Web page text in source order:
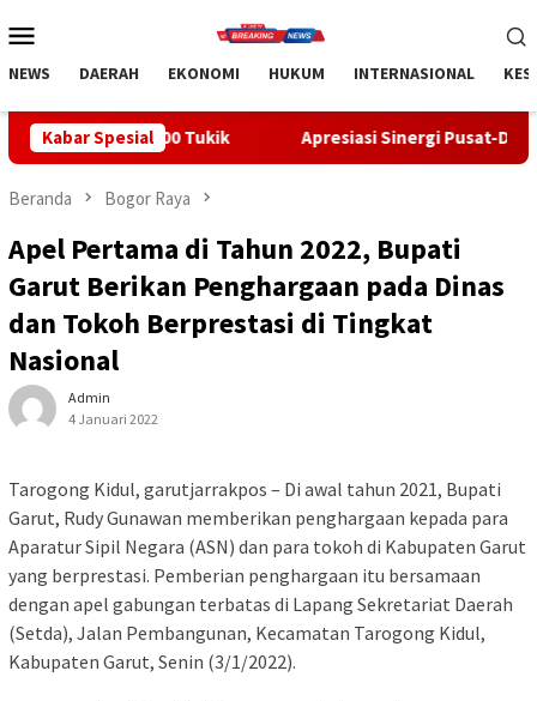
ke
Mobile
NEWS DAERAH EKONOMI HUKUM INTERNASIONAL
Kabar Spesial
300 Tukik Apresiasi Sinergi Pusat-Daerah, Bupati
Beranda Bogor Raya
Apel Pertama di Tahun 2022, Bupati
Garut Berikan Penghargaan pada Dinas
dan Tokoh Berprestasi di Tingkat
Nasional
Admin
4 Januari 2022
Tarogong Kidul, garutjarrakpos – Di awal tahun 2021, Bupati
Garut, Rudy Gunawan memberikan penghargaan kepada para
Aparatur Sipil Negara (ASN) dan para tokoh di Kabupaten Garut
yang berprestasi. Pemberian penghargaan itu bersamaan
dengan apel gabungan terbatas di Lapang Sekretariat Daerah
(Setda), Jalan Pembangunan, Kecamatan Tarogong Kidul,
Kabupaten Garut, Senin (3/1/2022).